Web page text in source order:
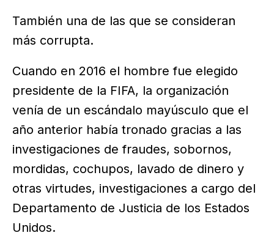
También una de las que se consideran
más corrupta.
Cuando en 2016 el hombre fue elegido
presidente de la FIFA, la organización
venía de un escándalo mayúsculo que el
año anterior había tronado gracias a las
investigaciones de fraudes, sobornos,
mordidas, cochupos, lavado de dinero y
otras virtudes, investigaciones a cargo del
Departamento de Justicia de los Estados
Unidos.